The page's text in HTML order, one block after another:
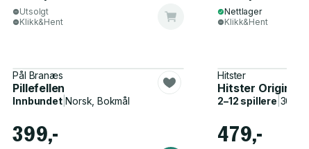
Utsolgt
Klikk&Hent
Nettlager
Klikk&Hent
Pål Branæs
Pillefellen
Innbundet|Norsk, Bokmål
399,-
Hitster
Hitster Original
2–12 spillere
479,-